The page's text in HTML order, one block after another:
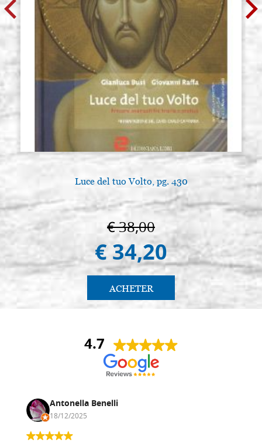
Luce del tuo Volto, pg. 430
€ 38,00
€ 34,20
ACHETER
4.7
Antonella Benelli
18/12/2025